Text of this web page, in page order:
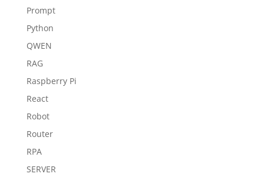
Prompt
Python
QWEN
RAG
Raspberry Pi
React
Robot
Router
RPA
SERVER